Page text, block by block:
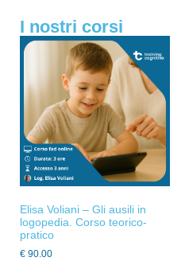
I nostri corsi
Elisa Voliani – Gli ausili in
logopedia. Corso teorico-
pratico
€ 90.00